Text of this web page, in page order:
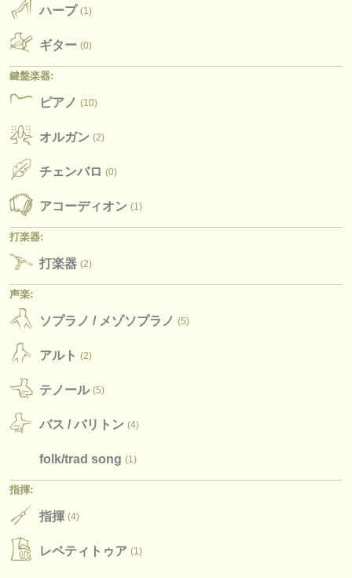
ログイン
ハープ (1)
ギター (0)
鍵盤楽器:
ピアノ (10)
オルガン (2)
チェンバロ (0)
アコーディオン (1)
打楽器:
打楽器 (2)
声楽:
ソプラノ /メゾソプラノ (5)
アルト (2)
テノール (5)
バス /バリトン (4)
folk/trad song (1)
指揮:
指揮 (4)
レペティトゥア (1)